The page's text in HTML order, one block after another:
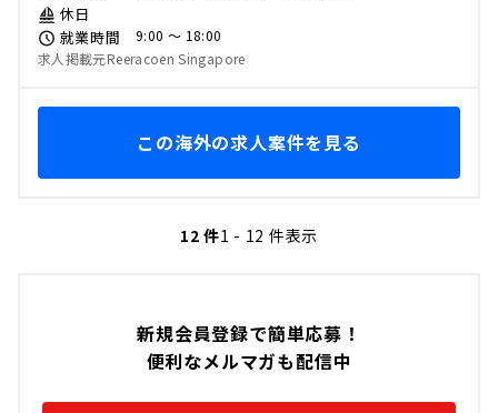
新規会員登録で簡単応募！
便利なメルマガも配信中
休日
就業時間
9:00 〜 18:00
求人掲載元Reeracoen Singapore
この海外の求人案件を見る
12 件1 - 12 件表示